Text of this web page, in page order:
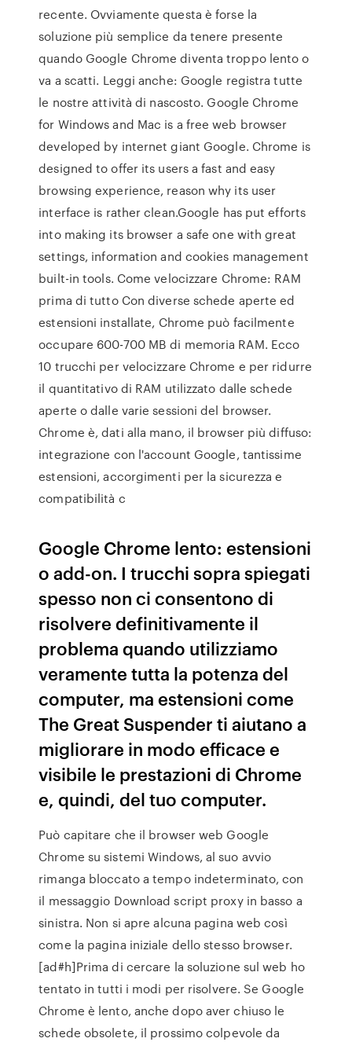
recente. Ovviamente questa è forse la
soluzione più semplice da tenere presente
quando Google Chrome diventa troppo lento o
va a scatti. Leggi anche: Google registra tutte
le nostre attività di nascosto. Google Chrome
for Windows and Mac is a free web browser
developed by internet giant Google. Chrome is
designed to offer its users a fast and easy
browsing experience, reason why its user
interface is rather clean.Google has put efforts
into making its browser a safe one with great
settings, information and cookies management
built-in tools. Come velocizzare Chrome: RAM
prima di tutto Con diverse schede aperte ed
estensioni installate, Chrome può facilmente
occupare 600-700 MB di memoria RAM. Ecco
10 trucchi per velocizzare Chrome e per ridurre
il quantitativo di RAM utilizzato dalle schede
aperte o dalle varie sessioni del browser.
Chrome è, dati alla mano, il browser più diffuso:
integrazione con l'account Google, tantissime
estensioni, accorgimenti per la sicurezza e
compatibilità c
Google Chrome lento: estensioni
o add-on. I trucchi sopra spiegati
spesso non ci consentono di
risolvere definitivamente il
problema quando utilizziamo
veramente tutta la potenza del
computer, ma estensioni come
The Great Suspender ti aiutano a
migliorare in modo efficace e
visibile le prestazioni di Chrome
e, quindi, del tuo computer.
Può capitare che il browser web Google
Chrome su sistemi Windows, al suo avvio
rimanga bloccato a tempo indeterminato, con
il messaggio Download script proxy in basso a
sinistra. Non si apre alcuna pagina web così
come la pagina iniziale dello stesso browser.
[ad#h]Prima di cercare la soluzione sul web ho
tentato in tutti i modi per risolvere. Se Google
Chrome è lento, anche dopo aver chiuso le
schede obsolete, il prossimo colpevole da